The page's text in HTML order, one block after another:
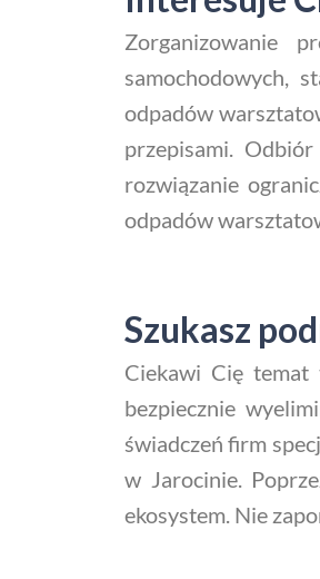
Zorganizowanie
samochodowych,
odpadów
przepisami.
rozwiązanie
odpadów
Szukasz
Ciekawi Cię temat
bezpiecznie
świadczeń firm
w Jarocinie.
ekosystem. Nie